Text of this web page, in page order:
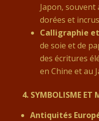
Japon, souvent
dorées et
Calligraphie
de soie et de
des écritures
en Chine et au
4. SYMBOLISME ET
Antiquités